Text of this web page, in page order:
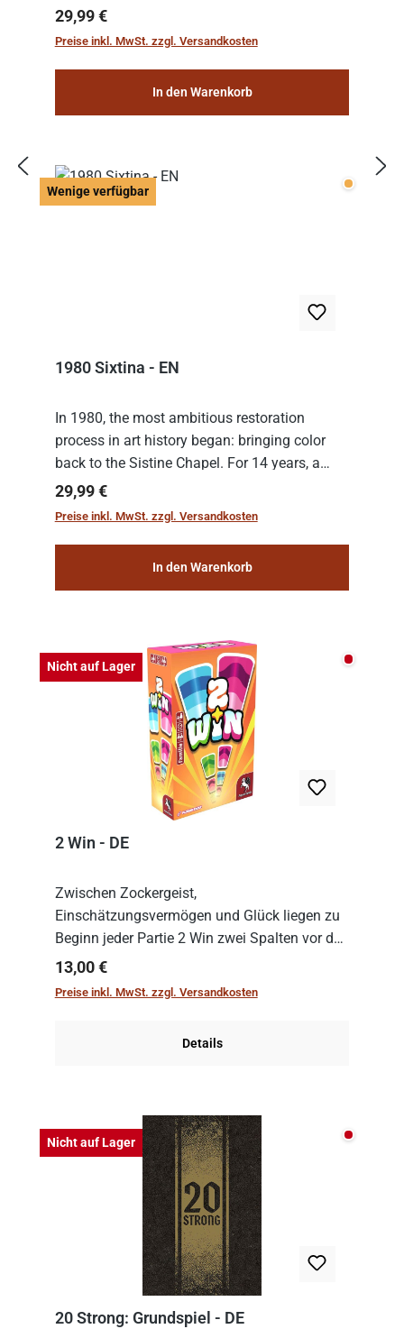
Regulärer Preis:
29,99 €
Preise inkl. MwSt. zzgl. Versandkosten
In den Warenkorb
Wenige verfügbar Wenige
1980 Sixtina - EN
In 1980, the most ambitious restoration
process in art history began: bringing color
back to the Sistine Chapel. For 14 years, a
team of experts from the Vatican undertook
the meticulous job of cleaning and
Regulärer Preis:
29,99 €
Preise inkl. MwSt. zzgl. Versandkosten
In den Warenkorb
Nicht auf Lager Nicht
2 Win - DE
Zwischen Zockergeist,
Einschätzungsvermögen und Glück liegen zu
Beginn jeder Partie 2 Win zwei Spalten vor den
Spielenden aus, die es in die Höhe zu treiben
gilt. Doch das geht natürlich nur, solange man
Regulärer Preis:
13,00 €
Preise inkl. MwSt. zzgl. Versandkosten
Details
Nicht auf Lager Nicht
20 Strong: Grundspiel - DE